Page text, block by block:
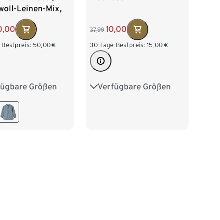
Leinen-Mix,
Sake
Bestpreis: 50,00€
Größen
36 38 40
44
37,99 10,00
30-Tage-Bestpreis: 15,00 €
Verfügbare Größen
34 36 38 40